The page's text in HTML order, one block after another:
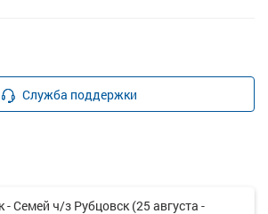
Служба поддержки
Семей ч/з Рубцовск (25 августа -